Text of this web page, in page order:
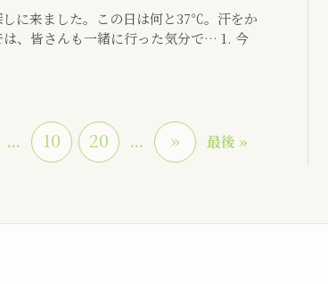
に来ました。この日は何と37℃。汗をか
、皆さんも一緒に行った気分で… 1. 今
... 10 20 ... » 最後 »